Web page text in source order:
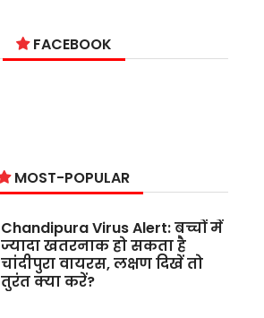
FACEBOOK
MOST-POPULAR
Chandipura Virus Alert: बच्चों में
ज्यादा खतरनाक हो सकता है
चांदीपुरा वायरस, लक्षण दिखें तो
तुरंत क्या करें?